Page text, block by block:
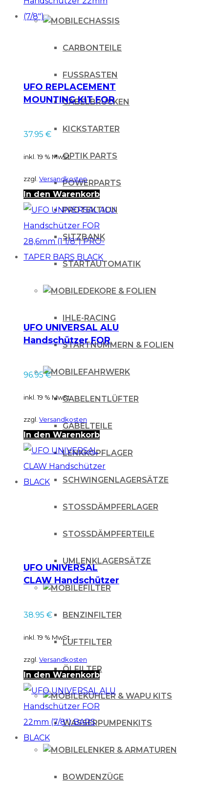
CHASSIS
CARBONTEILE
FUSSRASTEN
GABELBRÜCKEN
KICKSTARTER
OPTIK PARTS
POWERPARTS
PROTEKTION
SITZBANK
STARTAUTOMATIK
DEKORE & FOLIEN
IHLE-RACING
STARTNUMMERN & FOLIEN
FAHRWERK
GABELENTLÜFTER
GABELTEILE
LENKKOPFLAGER
SCHWINGENLAGERSÄTZE
STOSSDÄMPFERLAGER
STOSSDÄMPFERTEILE
UMLENKLAGERSÄTZE
FILTER
BENZINFILTER
LUFTFILTER
ÖLFILTER
KÜHLER & WAPU KITS
WASSERPUMPENKITS
LENKER & ARMATUREN
BOWDENZÜGE
UFO REPLACEMENT
MOUNTING KIT FOR
22mm (7/8″)
37.95 €
inkl. 19 % MwSt.
zzgl. Versandkosten
In den Warenkorb
UFO UNIVERSAL ALU
Handschützer FOR
TAPER BARS BLACK
96.95€
inkl. 19 % MwSt.
zzgl. Versandkosten
In den Warenkorb
UFO UNIVERSAL
CLAW Handschützer
BLACK
38.95 €
inkl. 19 % MwSt.
zzgl. Versandkosten
In den Warenkorb